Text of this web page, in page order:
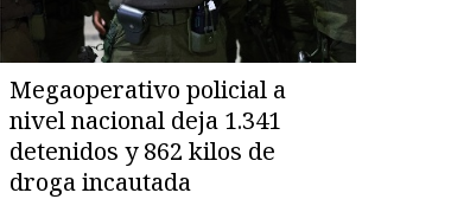
Megaoperativo policial a
nivel nacional deja 1.341
detenidos y 862 kilos de
droga incautada